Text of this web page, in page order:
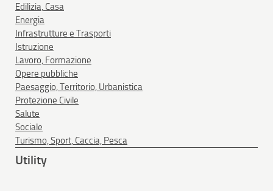
Edilizia, Casa
Energia
Infrastrutture e Trasporti
Istruzione
Lavoro, Formazione
Opere pubbliche
Paesaggio, Territorio, Urbanistica
Protezione Civile
Salute
Sociale
Turismo, Sport, Caccia, Pesca
Utility